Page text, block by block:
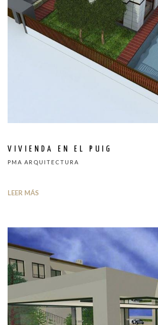
VIVIENDA EN EL PUIG
PMA ARQUITECTURA
LEER MÁS